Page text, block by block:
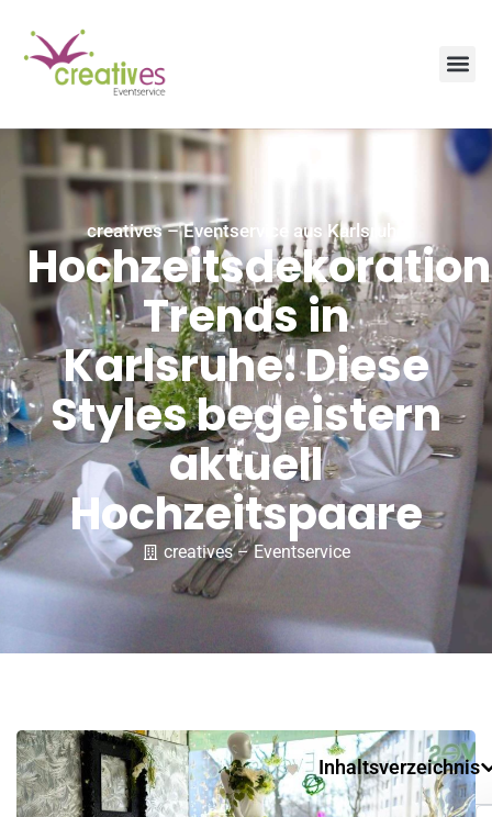
creatives – Eventservice aus Karlsruhe
Hochzeitsdekoration
Trends in
Karlsruhe: Diese
Styles begeistern
aktuell
Hochzeitspaare
creatives – Eventservice
Inhaltsverzeichnis